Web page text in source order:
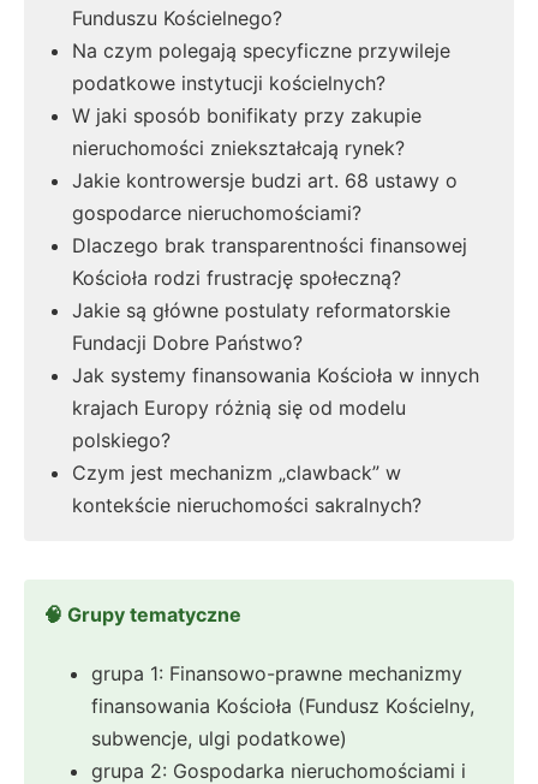
Funduszu Kościelnego?
Na czym polegają specyficzne przywileje
podatkowe instytucji kościelnych?
W jaki sposób bonifikaty przy zakupie
nieruchomości zniekształcają rynek?
Jakie kontrowersje budzi art. 68 ustawy o
gospodarce nieruchomościami?
Dlaczego brak transparentności finansowej
Kościoła rodzi frustrację społeczną?
Jakie są główne postulaty reformatorskie
Fundacji Dobre Państwo?
Jak systemy finansowania Kościoła w innych
krajach Europy różnią się od modelu
polskiego?
Czym jest mechanizm „clawback” w
kontekście nieruchomości sakralnych?
🧠 Grupy tematyczne
grupa 1: Finansowo-prawne mechanizmy
finansowania Kościoła (Fundusz Kościelny,
subwencje, ulgi podatkowe)
grupa 2: Gospodarka nieruchomościami i